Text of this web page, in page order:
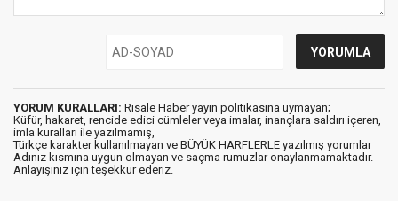
YORUM KURALLARI: Risale Haber yayın politikasına uymayan;
Küfür, hakaret, rencide edici cümleler veya imalar, inançlara saldırı içeren,
imla kuralları ile yazılmamış,
Türkçe karakter kullanılmayan ve BÜYÜK HARFLERLE yazılmış yorumlar
Adınız kısmına uygun olmayan ve saçma rumuzlar onaylanmamaktadır.
Anlayışınız için teşekkür ederiz.